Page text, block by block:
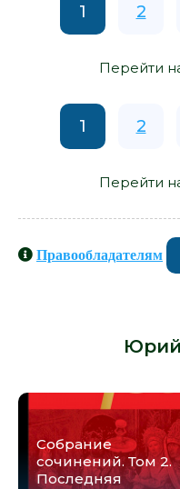
1 2
Перейти
1 2
Перейти
Правообладателям
Собрание
сочинений. Том 2.
Последняя